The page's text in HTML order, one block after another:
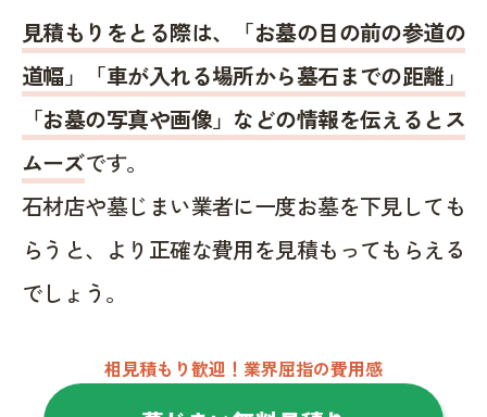
見積もりをとる際は、「お墓の目の前の参道の
道幅」「車が入れる場所から墓石までの距離」
「お墓の写真や画像」などの情報を伝えるとス
ムーズです。
石材店や墓じまい業者に一度お墓を下見しても
らうと、より正確な費用を見積もってもらえる
でしょう。
相見積もり歓迎！業界屈指の費用感